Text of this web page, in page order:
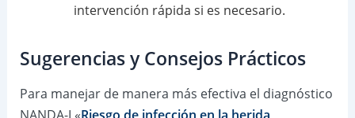
intervención rápida si es necesario.
Sugerencias y Consejos Prácticos
Para manejar de manera más efectiva el diagnóstico